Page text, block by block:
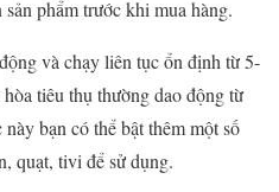
phẩm trước khi mua hàng.
và chạy liên tục ổn định từ 5-
tiêu thụ thường dao động từ
bạn có thể bật thêm một số
quạt, tivi để sử dụng.